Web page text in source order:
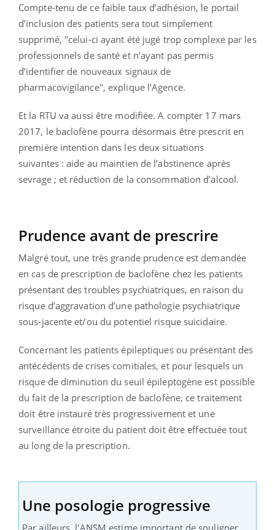
Compte-tenu de ce faible taux d’adhésion, le portail
d’inclusion des patients sera tout simplement
supprimé, "celui-ci ayant été jugé trop complexe par les
professionnels de santé et n’ayant pas permis
d’identifier de nouveaux signaux de
pharmacovigilance", explique l'Agence.
Et la RTU va aussi être modifiée. A compter 17 mars
2017, le baclofène pourra désormais être prescrit en
première intention dans les deux situations
suivantes : aide au maintien de l’abstinence après
sevrage ; et réduction de la consommation d’alcool.
Prudence avant de prescrire
Malgré tout, une très grande prudence est demandée
en cas de prescription de baclofène chez les patients
présentant des troubles psychiatriques, en raison du
risque d’aggravation d’une pathologie psychiatrique
sous-jacente et/ou du potentiel risque suicidaire.
Concernant les patients épileptiques ou présentant des
antécédents de crises comitiales, et pour lesquels un
risque de diminution du seuil épileptogène est possible
du fait de la prescription de baclofène, ce traitement
doit être instauré très progressivement et une
surveillance étroite du patient doit être effectuée tout
au long de la prescription.
Une posologie progressive
Par ailleurs, l'ANSM estime important de souligner